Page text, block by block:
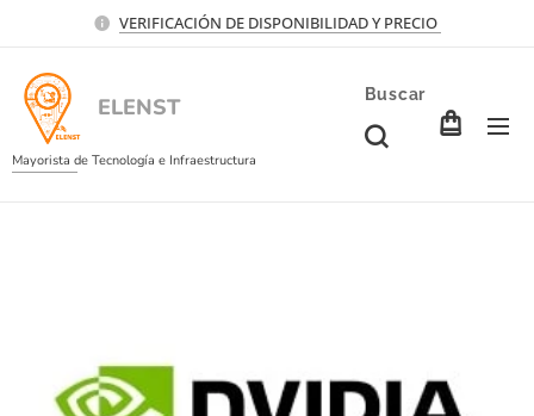
VERIFICACIÓN DE DISPONIBILIDAD Y PRECIO
ELENST
Mayorista de Tecnología e Infraestructura
Buscar